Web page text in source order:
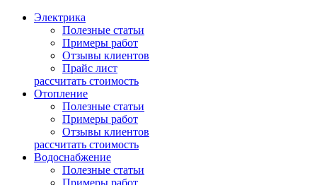
Электрика
Полезные статьи
Примеры работ
Отзывы клиентов
Прайс лист
рассчитать стоимость
Отопление
Полезные статьи
Примеры работ
Отзывы клиентов
рассчитать стоимость
Водоснабжение
Полезные статьи
Примеры работ